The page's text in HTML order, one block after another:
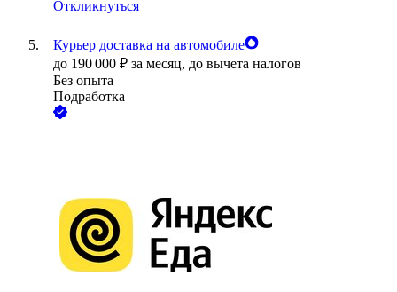
Откликнуться
Курьер доставка на автомобиле
до 190 000 ₽ за месяц, до вычета налогов
Без опыта
Подработка